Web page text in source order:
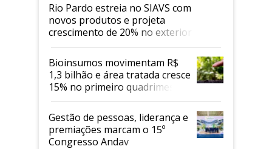
Rio Pardo estreia no SIAVS com
novos produtos e projeta
crescimento de 20% no exterior
Bioinsumos movimentam R$
1,3 bilhão e área tratada cresce
15% no primeiro quadrimestre
de 2026
Gestão de pessoas, liderança e
premiações marcam o 15º
Congresso Andav